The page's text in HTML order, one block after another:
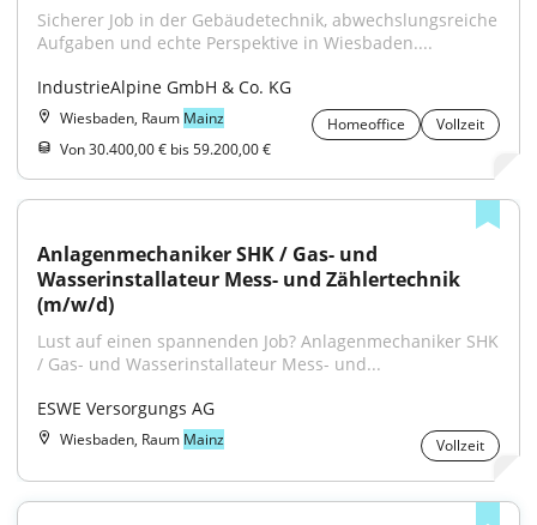
Sicherer Job in der Gebäudetechnik, abwechslungsreiche
Aufgaben und echte Perspektive in Wiesbaden....
IndustrieAlpine GmbH & Co. KG
Wiesbaden, Raum Mainz Homeoffice
Vollzeit
Von 30.400,00 € bis 59.200,00 €
Anlagenmechaniker SHK / Gas- und
Wasserinstallateur Mess- und Zählertechnik
(m/w/d)
Lust auf einen spannenden Job? Anlagenmechaniker SHK
/ Gas- und Wasserinstallateur Mess- und...
ESWE Versorgungs AG
Wiesbaden, Raum Mainz Vollzeit